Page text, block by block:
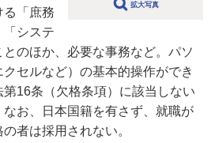
拡大写真
る「庶務
「システ
のほか、必要な事務など。パソ
セルなど）の基本的操作ができ
16条（欠格条項）に該当しない
お、日本国籍を有さず、就職が
者は採用されない。